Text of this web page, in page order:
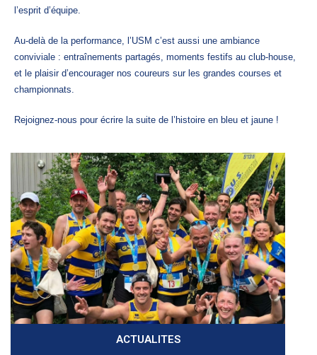
ACTUALITES
l’esprit d’équipe.
Au-delà de la performance, l’USM c’est aussi une ambiance
conviviale : entraînements partagés, moments festifs au club-house,
et le plaisir d’encourager nos coureurs sur les grandes courses et
championnats.
Rejoignez-nous pour écrire la suite de l’histoire en bleu et jaune !